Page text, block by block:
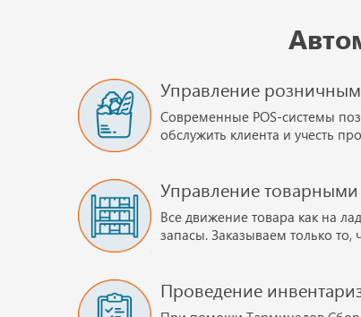
Управление
Современные POS-системы
обслужить клиента и учесть
Управление товарными
Все движение товара как на
запасы. Заказываем только
Проведение